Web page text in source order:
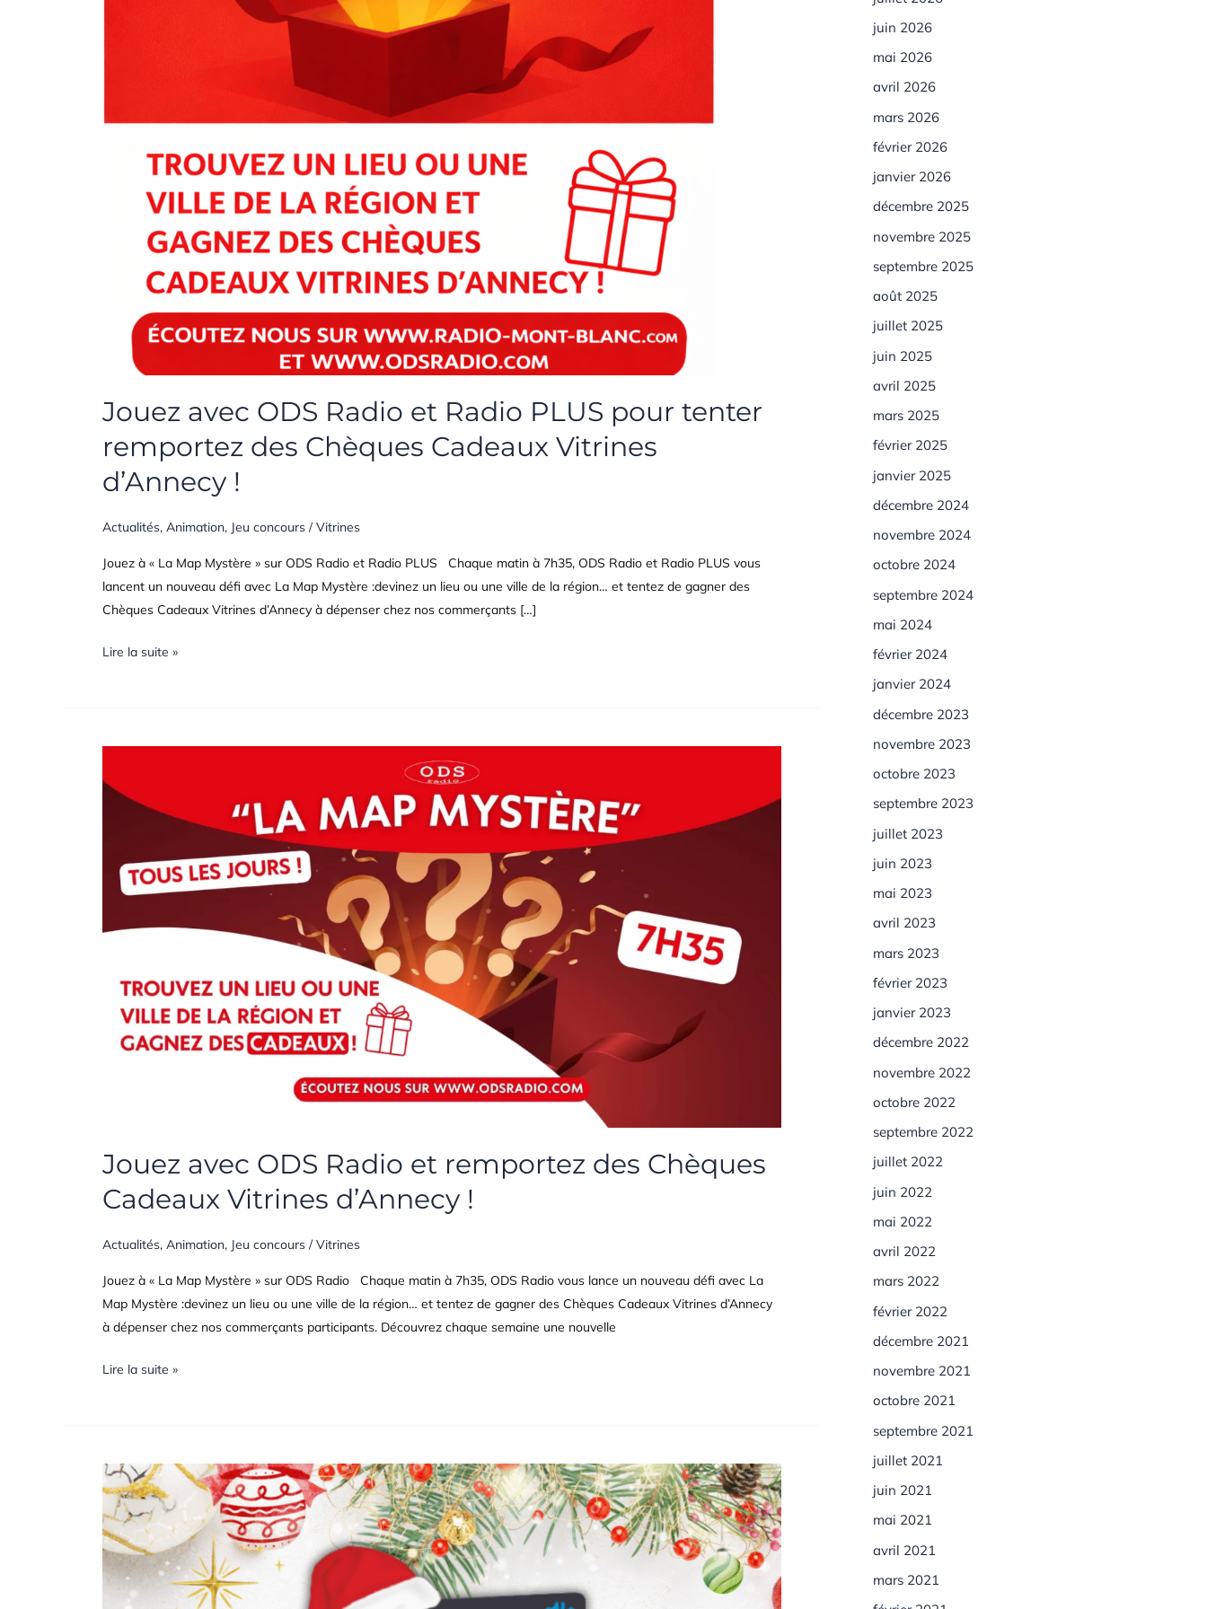
Jouez avec ODS Radio et Radio PLUS pour tenter
remportez des Chèques Cadeaux Vitrines
d’Annecy !
Actualités, Animation, Jeu concours /Vitrines
Jouez à « La Map Mystère » sur ODS Radio et Radio PLUS Chaque matin à 7h35, ODS Radio et Radio PLUS vous
lancent un nouveau défi avec La Map Mystère :devinez un lieu ou une ville de la région… et tentez de gagner des
Chèques Cadeaux Vitrines d’Annecy à dépenser chez nos commerçants […]
Lire la suite »
Jouez avec ODS Radio et remportez des Chèques
Cadeaux Vitrines d’Annecy !
Actualités, Animation, Jeu concours /Vitrines
Jouez à « La Map Mystère » sur ODS Radio Chaque matin à 7h35, ODS Radio vous lance un nouveau défi avec La
Map Mystère :devinez un lieu ou une ville de la région… et tentez de gagner des Chèques Cadeaux Vitrines d’Annecy
à dépenser chez nos commerçants participants. Découvrez chaque semaine une nouvelle
avec
ODS
remportez
des
d’Annecy
Lire la suite »
UNE
VITRINE
DE
NOËL
À
GAGNER
juin 2026
mai 2026
avril 2026
mars 2026
février 2026
janvier 2026
décembre 2025
novembre 2025
septembre 2025
août 2025
juillet 2025
juin 2025
avril 2025
mars 2025
février 2025
janvier 2025
décembre 2024
novembre 2024
octobre 2024
septembre 2024
mai 2024
février 2024
janvier 2024
décembre 2023
novembre 2023
octobre 2023
septembre 2023
juillet 2023
juin 2023
mai 2023
avril 2023
mars 2023
février 2023
janvier 2023
décembre 2022
novembre 2022
octobre 2022
septembre 2022
juillet 2022
juin 2022
mai 2022
avril 2022
mars 2022
février 2022
décembre 2021
novembre 2021
octobre 2021
septembre 2021
juillet 2021
juin 2021
mai 2021
avril 2021
mars 2021